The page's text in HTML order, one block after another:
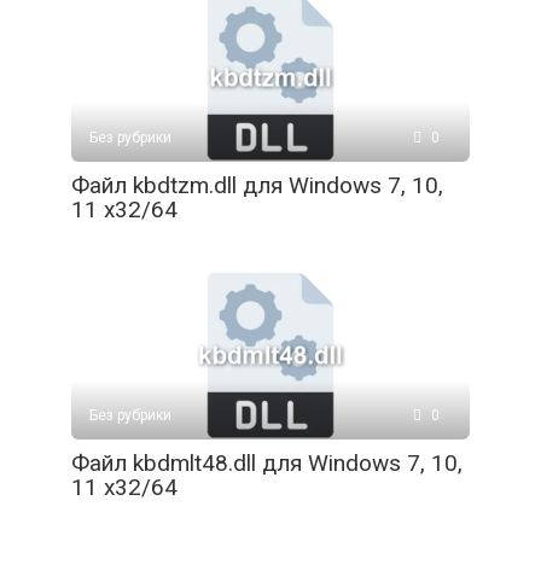
Без рубрики 0
Файл kbdtzm.dll для Windows 7, 10,
11 x32/64
Без рубрики 0
Файл kbdmlt48.dll для Windows 7, 10,
11 x32/64